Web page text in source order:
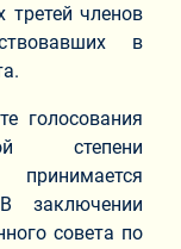
третей членов
в
голосования
степени
заключении
совета по